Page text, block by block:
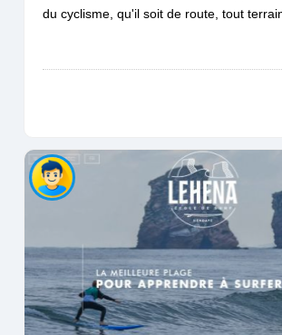
du cyclisme, qu'il soit de route, tout